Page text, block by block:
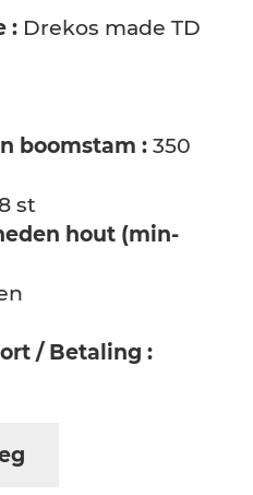
: Drekos made TD
boomstam : 350
8 st
hout (min-
/ Betaling :